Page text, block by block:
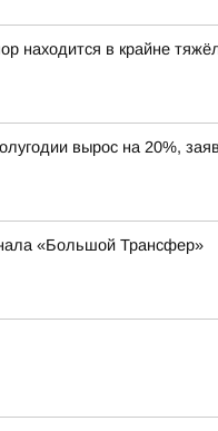
находится в крайне
вырос на 20%,
«Большой Трансфер»